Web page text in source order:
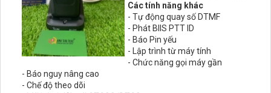
Các tính năng khác
- Tự động quay số DTMF
- Phát BIIS PTT ID
- Báo Pin yếu
- Lập trình từ máy tính
- Chức năng gọi máy gần
- Báo nguy nâng cao
- Chế độ theo dõi